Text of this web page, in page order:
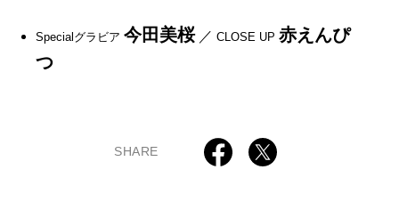
Specialグラビア 今田美桜／ CLOSE UP 赤えんぴ
つ
SHARE